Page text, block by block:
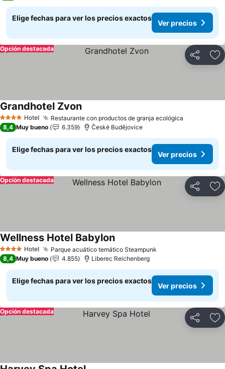
Elige fechas para ver los precios exactos
Ver precios
Compartir
Opción destacada
4 EstrellasHotel Restaurante con productos de granja ecológica
Grandhotel Zvon
8,4 Muy bueno 6.359 České Budějovice
Elige fechas para ver los precios exactos
Ver precios
Compartir
Opción destacada
4 EstrellasHotel Parque acuático temático Steampunk
Wellness Hotel Babylon
8,4 Muy bueno 4.855 Liberec Reichenberg
Elige fechas para ver los precios exactos
Ver precios
Compartir
Opción destacada